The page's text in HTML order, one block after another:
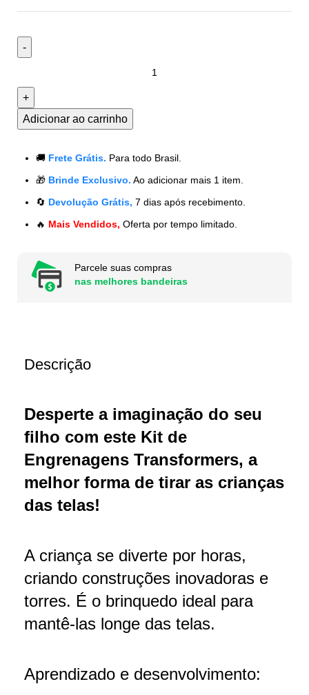
Adicionar ao carrinho
🚚 Frete Grátis. Para todo Brasil.
🎁 Brinde Exclusivo. Ao adicionar mais 1 item.
🔄 Devolução Grátis, 7 dias após recebimento.
🔥 Mais Vendidos, Oferta por tempo limitado.
Parcele suas compras
nas melhores bandeiras
Descrição
Desperte a imaginação do seu
filho com este Kit de
Engrenagens Transformers, a
melhor forma de tirar as crianças
das telas!
A criança se diverte por horas,
criando construções inovadoras e
torres. É o brinquedo ideal para
mantê-las longe das telas.
Aprendizado e desenvolvimento: